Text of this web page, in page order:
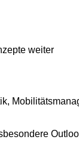
weiter